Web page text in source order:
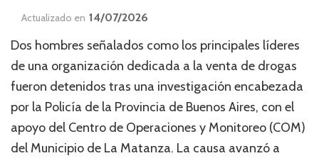
Actualizado en 14/07/2026
Dos hombres señalados como los principales líderes
de una organización dedicada a la venta de drogas
fueron detenidos tras una investigación encabezada
por la Policía de la Provincia de Buenos Aires, con el
apoyo del Centro de Operaciones y Monitoreo (COM)
del Municipio de La Matanza. La causa avanzó a